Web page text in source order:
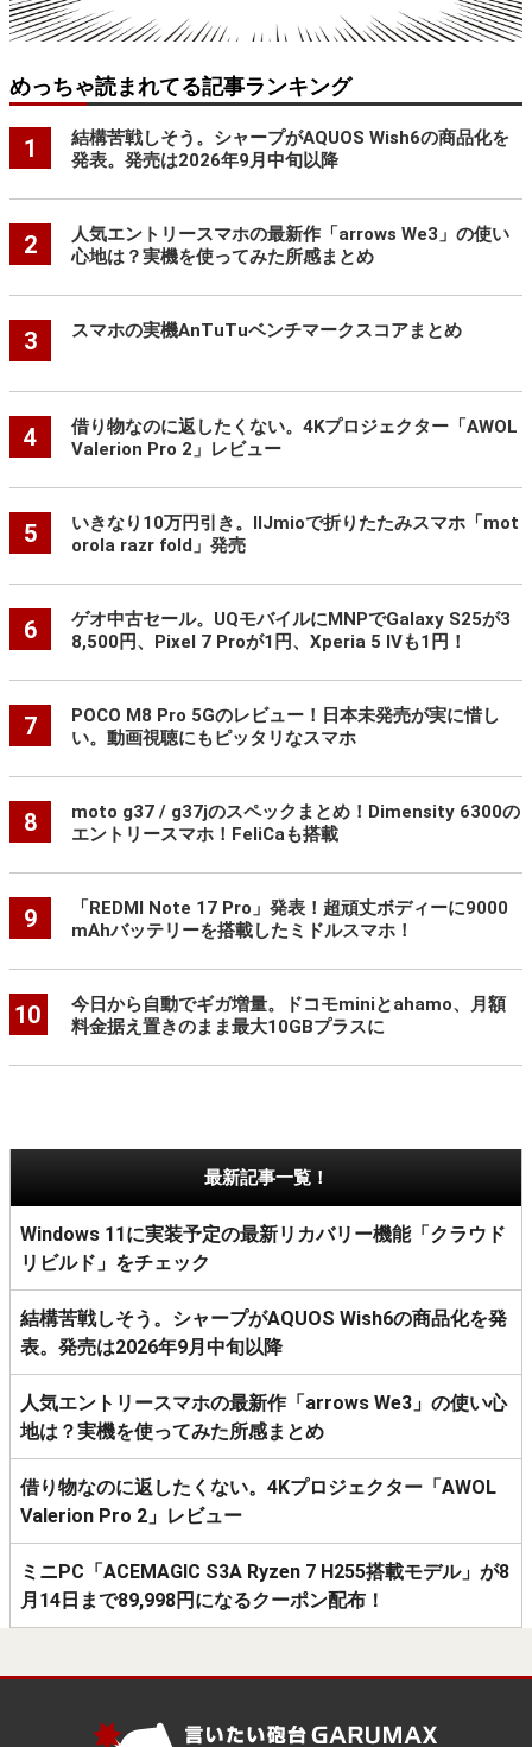
めっちゃ読まれてる記事ランキング
1
結構苦戦しそう。シャープがAQUOS Wish6の商品化を
発表。発売は2026年9月中旬以降
2
人気エントリースマホの最新作「arrows We3」の使い
心地は？実機を使ってみた所感まとめ
3 スマホの実機AnTuTuベンチマークスコアまとめ
4
借り物なのに返したくない。4Kプロジェクター「AWOL
Valerion Pro 2」レビュー
5
いきなり10万円引き。IIJmioで折りたたみスマホ「mot
orola razr fold」発売
6
ゲオ中古セール。UQモバイルにMNPでGalaxy S25が3
8,500円、Pixel 7 Proが1円、Xperia 5 IVも1円！
7
POCO M8 Pro 5Gのレビュー！日本未発売が実に惜し
い。動画視聴にもピッタリなスマホ
8
moto g37 / g37jのスペックまとめ！Dimensity 6300の
エントリースマホ！FeliCaも搭載
9
「REDMI Note 17 Pro」発表！超頑丈ボディーに9000
mAhバッテリーを搭載したミドルスマホ！
10
今日から自動でギガ増量。ドコモminiとahamo、月額
料金据え置きのまま最大10GBプラスに
最新記事一覧！
Windows 11に実装予定の最新リカバリー機能「クラウド
リビルド」をチェック
結構苦戦しそう。シャープがAQUOS Wish6の商品化を発
表。発売は2026年9月中旬以降
人気エントリースマホの最新作「arrows We3」の使い心
地は？実機を使ってみた所感まとめ
借り物なのに返したくない。4Kプロジェクター「AWOL
Valerion Pro 2」レビュー
ミニPC「ACEMAGIC S3A Ryzen 7 H255搭載モデル」が8
月14日まで89,998円になるクーポン配布！